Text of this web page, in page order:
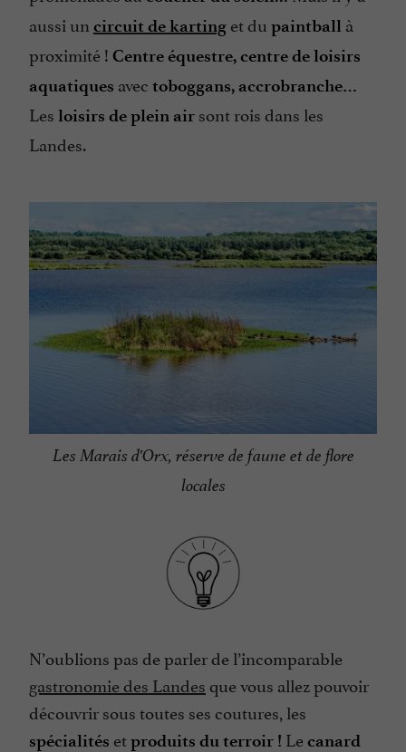
aussi un circuit de karting et du paintball à
proximité ! Centre équestre, centre de loisirs
aquatiques avec toboggans, accrobranche…
Les loisirs de plein air sont rois dans les
Landes.
Les Marais d'Orx, réserve de faune et de flore
locales
N’oublions pas de parler de l’incomparable
gastronomie des Landesque vous allez pouvoir
découvrir sous toutes ses coutures, les
spécialités etproduits du terroir ! Lecanard